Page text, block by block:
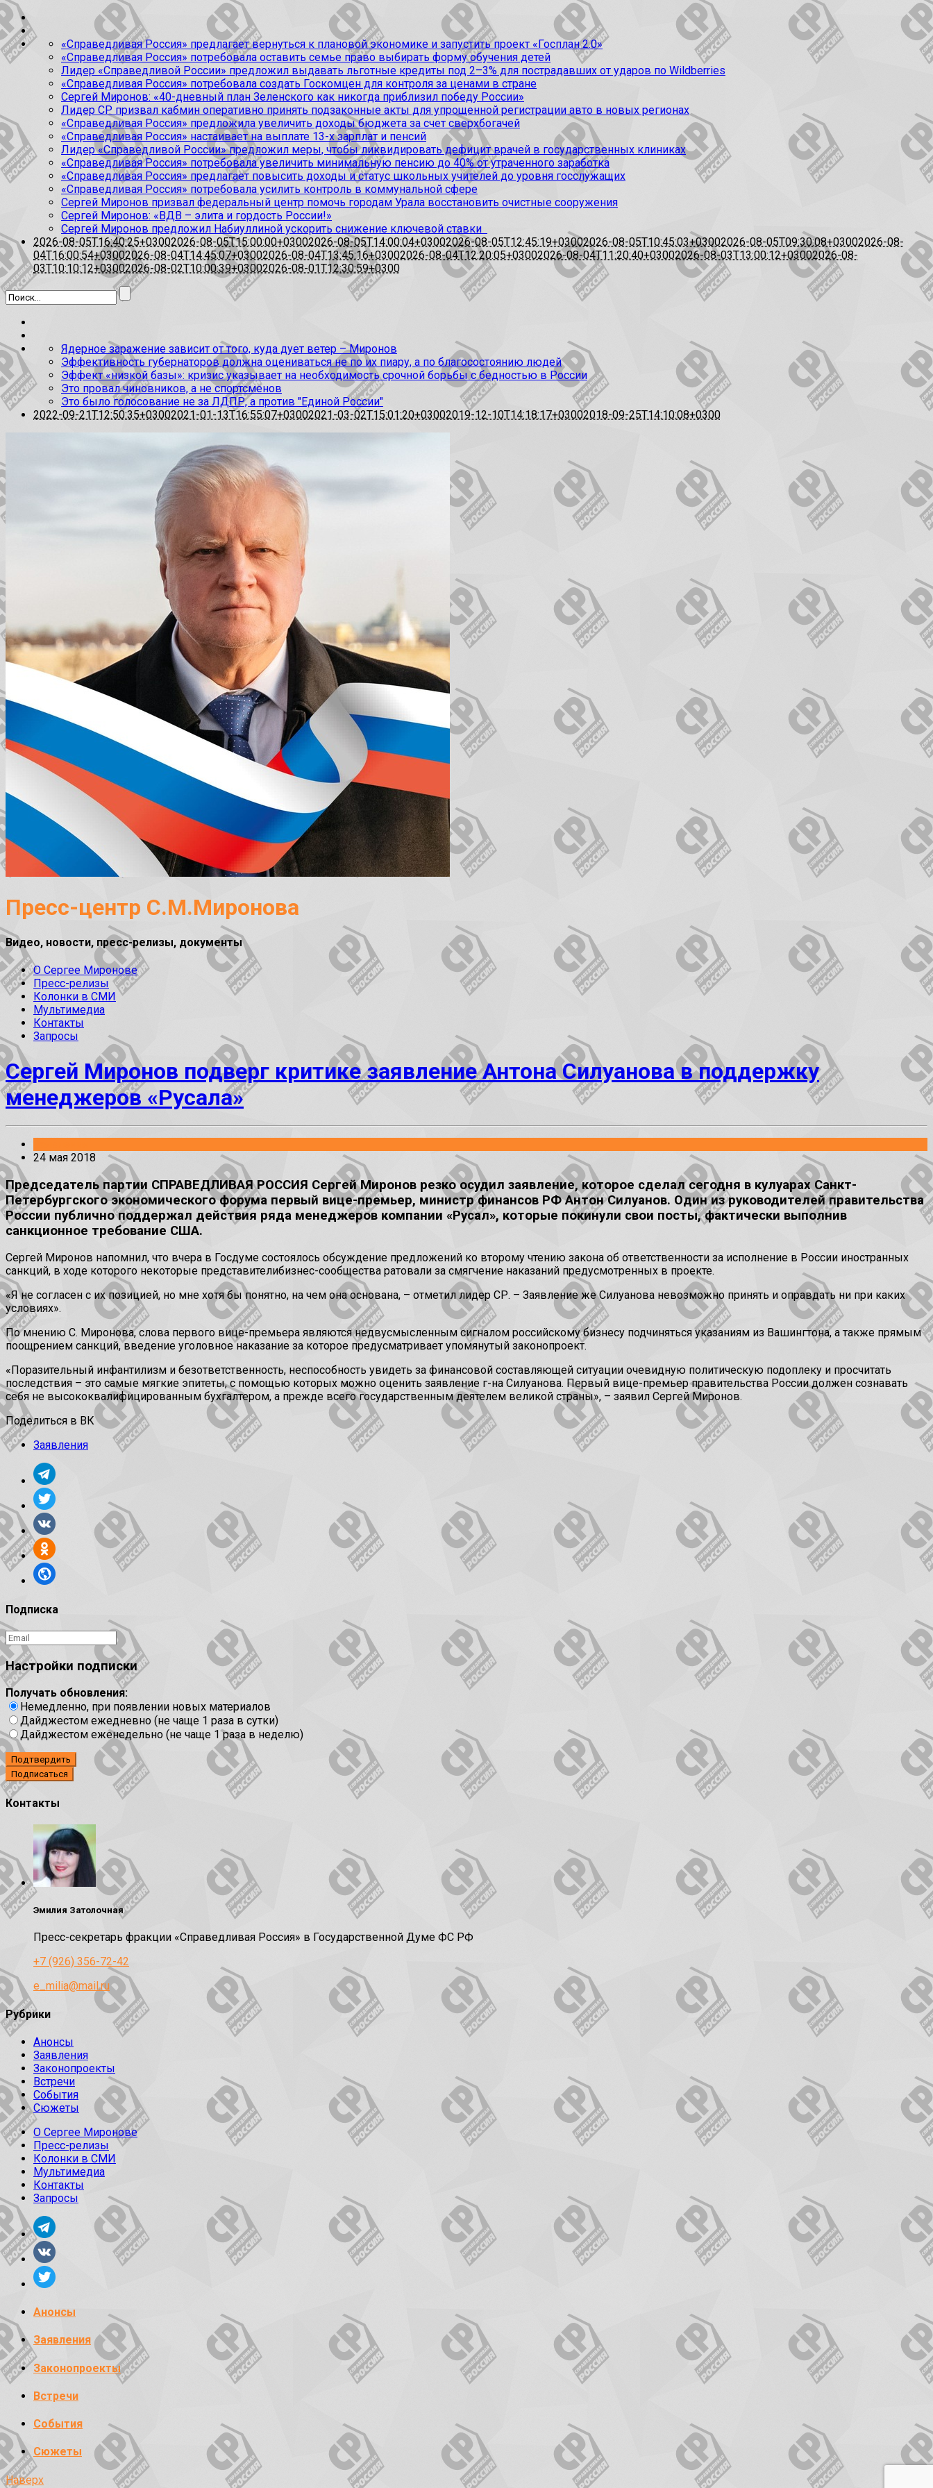
«Справедливая Россия» предлагает вернуться к плановой экономике и запустить проект «Госплан 2.0»
«Справедливая Россия» потребовала оставить семье право выбирать форму обучения детей
Лидер «Справедливой России» предложил выдавать льготные кредиты под 2–3% для пострадавших от ударов по Wildberries
«Справедливая Россия» потребовала создать Госкомцен для контроля за ценами в стране
Сергей Миронов: «40-дневный план Зеленского как никогда приблизил победу России»
Лидер СР призвал кабмин оперативно принять подзаконные акты для упрощенной регистрации авто в новых регионах
«Справедливая Россия» предложила увеличить доходы бюджета за счет сверхбогачей
«Справедливая Россия» настаивает на выплате 13-х зарплат и пенсий
Лидер «Справедливой России» предложил меры, чтобы ликвидировать дефицит врачей в государственных клиниках
«Справедливая Россия» потребовала увеличить минимальную пенсию до 40% от утраченного заработка
«Справедливая Россия» предлагает повысить доходы и статус школьных учителей до уровня госслужащих
«Справедливая Россия» потребовала усилить контроль в коммунальной сфере
Сергей Миронов призвал федеральный центр помочь городам Урала восстановить очистные сооружения
Сергей Миронов: «ВДВ – элита и гордость России!»
Сергей Миронов предложил Набиуллиной ускорить снижение ключевой ставки
2026-08-05T16:40:25+03002026-08-05T15:00:00+03002026-08-05T14:00:04+03002026-08-05T12:45:19+03002026-08-05T10:45:03+03002026-08-05T09:30:08+03002026-08-
04T16:00:54+03002026-08-04T14:45:07+03002026-08-04T13:45:16+03002026-08-04T12:20:05+03002026-08-04T11:20:40+03002026-08-03T13:00:12+03002026-08-
03T10:10:12+03002026-08-02T10:00:39+03002026-08-01T12:30:59+0300
Ядерное заражение зависит от того, куда дует ветер – Миронов
Эффективность губернаторов должна оцениваться не по их пиару, а по благосостоянию людей
Эффект «низкой базы»: кризис указывает на необходимость срочной борьбы с бедностью в России
Это провал чиновников, а не спортсменов
Это было голосование не за ЛДПР, а против "Единой России"
2022-09-21T12:50:35+03002021-01-13T16:55:07+03002021-03-02T15:01:20+03002019-12-10T14:18:17+03002018-09-25T14:10:08+0300
Пресс-центр С.М.Миронова
Видео, новости, пресс-релизы, документы
О Сергее Миронове
Пресс-релизы
Колонки в СМИ
Мультимедиа
Контакты
Запросы
Сергей Миронов подверг критике заявление Антона Силуанова в поддержку
менеджеров «Русала»
24 мая 2018
Председатель партии СПРАВЕДЛИВАЯ РОССИЯ Сергей Миронов резко осудил заявление, которое сделал сегодня в кулуарах Санкт-
Петербургского экономического форума первый вице-премьер, министр финансов РФ Антон Силуанов. Один из руководителей правительства
России публично поддержал действия ряда менеджеров компании «Русал», которые покинули свои посты, фактически выполнив
санкционное требование США.
Сергей Миронов напомнил, что вчера в Госдуме состоялось обсуждение предложений ко второму чтению закона об ответственности за исполнение в России иностранных
санкций, в ходе которого некоторые представителибизнес-сообщества ратовали за смягчение наказаний предусмотренных в проекте.
«Я не согласен с их позицией, но мне хотя бы понятно, на чем она основана, – отметил лидер СР. – Заявление же Силуанова невозможно принять и оправдать ни при каких
условиях».
По мнению С. Миронова, слова первого вице-премьера являются недвусмысленным сигналом российскому бизнесу подчиняться указаниям из Вашингтона, а также прямым
поощрением санкций, введение уголовное наказание за которое предусматривает упомянутый законопроект.
«Поразительный инфантилизм и безответственность, неспособность увидеть за финансовой составляющей ситуации очевидную политическую подоплеку и просчитать
последствия – это самые мягкие эпитеты, с помощью которых можно оценить заявление г-на Силуанова. Первый вице-премьер правительства России должен сознавать
себя не высококвалифицированным бухгалтером, а прежде всего государственным деятелем великой страны», – заявил Сергей Миронов.
Поделиться в ВК
Заявления
Подписка
Настройки подписки
Получать обновления:
Немедленно, при появлении новых материалов
Дайджестом ежедневно (не чаще 1 раза в сутки)
Дайджестом еженедельно (не чаще 1 раза в неделю)
Подтвердить
Контакты
Эмилия Затолочная
Пресс-секретарь фракции «Справедливая Россия» в Государственной Думе ФС РФ
+7 (926) 356-72-42
e_milia@mail.ru
Рубрики
Анонсы
Заявления
Законопроекты
Встречи
События
Сюжеты
О Сергее Миронове
Пресс-релизы
Колонки в СМИ
Мультимедиа
Контакты
Запросы
Анонсы
Заявления
Законопроекты
Встречи
События
Сюжеты
Наверх